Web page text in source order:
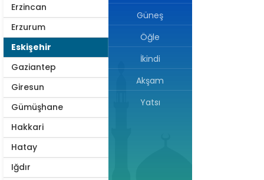
Erzincan
Erzurum
Eskişehir
Gaziantep
Giresun
Gümüşhane
Hakkari
Hatay
Iğdır
Güneş
Öğle
İkindi
Akşam
Yatsı